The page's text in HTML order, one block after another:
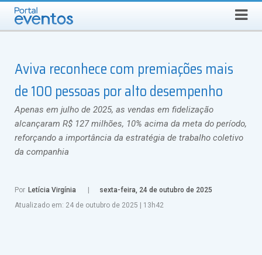
SEXTA-FEIRA, 7 DE AGOSTO DE 2026 Busca
Aviva reconhece com premiações mais
de 100 pessoas por alto desempenho
Apenas em julho de 2025, as vendas em fidelização
alcançaram R$ 127 milhões, 10% acima da meta do período,
reforçando a importância da estratégia de trabalho coletivo
da companhia
Por Letícia Virgínia
sexta-feira, 24 de outubro de 2025
Atualizado em: 24 de outubro de 2025 13h42